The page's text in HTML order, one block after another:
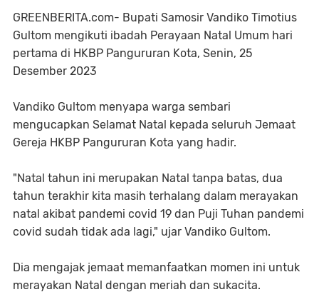
GREENBERITA.com- Bupati Samosir Vandiko Timotius
Gultom mengikuti ibadah Perayaan Natal Umum hari
pertama di HKBP Pangururan Kota, Senin, 25
Desember 2023
Vandiko Gultom menyapa warga sembari
mengucapkan Selamat Natal kepada seluruh Jemaat
Gereja HKBP Pangururan Kota yang hadir.
"Natal tahun ini merupakan Natal tanpa batas, dua
tahun terakhir kita masih terhalang dalam merayakan
natal akibat pandemi covid 19 dan Puji Tuhan pandemi
covid sudah tidak ada lagi," ujar Vandiko Gultom.
Dia mengajak jemaat memanfaatkan momen ini untuk
merayakan Natal dengan meriah dan sukacita.